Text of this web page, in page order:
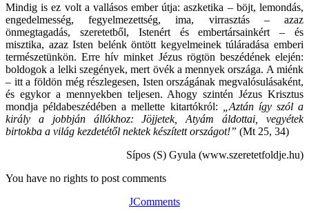
Mindig is ez volt a vallásos ember útja: aszketika – böjt, lemondás,
engedelmesség, fegyelmezettség, ima, virrasztás – azaz
önmegtagadás, szeretetből, Istenért és embertársainkért – és
misztika, azaz Isten belénk öntött kegyelmeinek túláradása emberi
természetünkön. Erre hív minket Jézus rögtön beszédének elején:
boldogok a lelki szegények, mert övék a mennyek országa. A miénk
– itt a földön még részlegesen, Isten országának megvalósulásaként,
és egykor a mennyekben teljesen. Ahogy szintén Jézus Krisztus
mondja példabeszédében a mellette kitartókról:
„Aztán így szól a
király a jobbján állókhoz: Jöjjetek, Atyám áldottai, vegyétek
birtokba a világ kezdetétől nektek készített országot!” (Mt 25, 34)
Sípos (S) Gyula (www.szeretetfoldje.hu)
You have no rights to post comments
JComments